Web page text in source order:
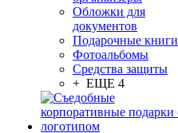
Обложки для
документов
Подарочные книги
Фотоальбомы
Средства защиты
+ ЕЩЕ 4